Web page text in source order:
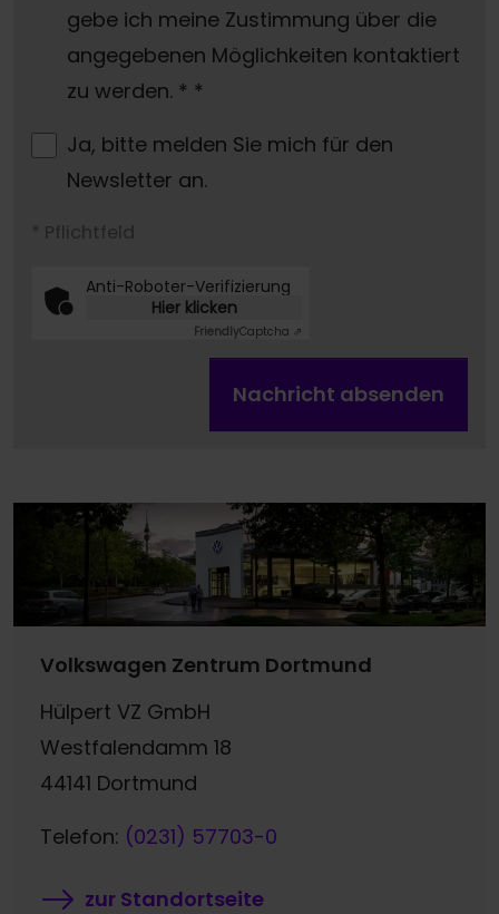
gebe ich meine Zustimmung über die
angegebenen Möglichkeiten kontaktiert
zu werden. * *
Ja, bitte melden Sie mich für den
Newsletter an.
* Pflichtfeld
Anti-Roboter-Verifizierung
Hier klicken
FriendlyCaptcha ⇗
Nachricht absenden
Volkswagen Zentrum Dortmund
Hülpert VZ GmbH
Westfalendamm 18
44141 Dortmund
Telefon: (0231) 57703-0
zur Standortseite